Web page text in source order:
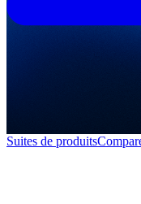
Suites de produits